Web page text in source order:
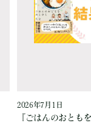
2026年7月1日
『ごはんのおとも